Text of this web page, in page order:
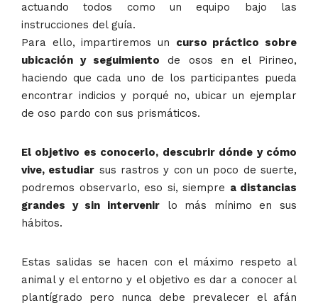
actuando todos como un equipo bajo las
instrucciones del guía.
Para ello, impartiremos un curso práctico sobre
ubicación y seguimiento de osos en el Pirineo,
haciendo que cada uno de los participantes pueda
encontrar indicios y porqué no, ubicar un ejemplar
de oso pardo con sus prismáticos.
El objetivo es conocerlo, descubrir dónde y cómo
vive, estudiar sus rastros y con un poco de suerte,
podremos observarlo, eso si, siempre a distancias
grandes y sin intervenirlo más mínimo en sus
hábitos.
Estas salidas se hacen con el máximo respeto al
animal y el entorno y el objetivo es dar a conocer al
plantígrado pero nunca debe prevalecer el afán